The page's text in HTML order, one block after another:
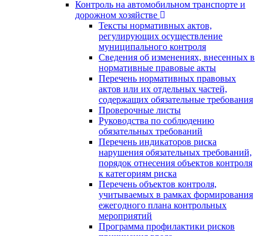
Контроль на автомобильном транспорте и
дорожном хозяйстве
Тексты нормативных актов,
регулирующих осуществление
муниципального контроля
Сведения об изменениях, внесенных в
нормативные правовые акты
Перечень нормативных правовых
актов или их отдельных частей,
содержащих обязательные требования
Проверочные листы
Руководства по соблюдению
обязательных требований
Перечень индикаторов риска
нарушения обязательных требований,
порядок отнесения объектов контроля
к категориям риска
Перечень объектов контроля,
учитываемых в рамках формирования
ежегодного плана контрольных
мероприятий
Программа профилактики рисков